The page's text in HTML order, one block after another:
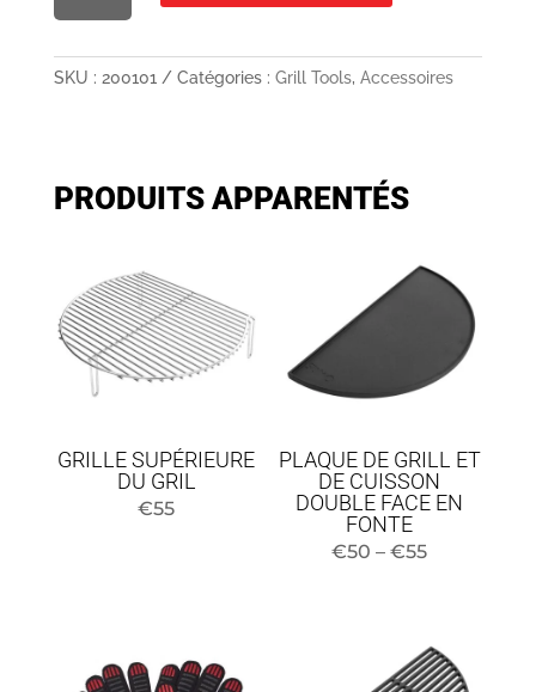
BARBECUE
DE
SKU : 200101 Catégories : Grill Tools, Accessoires
PRODUITS APPARENTÉS
GRILLE SUPÉRIEURE
DU GRIL
€55
PLAQUE DE GRILL ET
DE CUISSON
DOUBLE FACE EN
FONTE
€50 – €55Fourchette
:
entre